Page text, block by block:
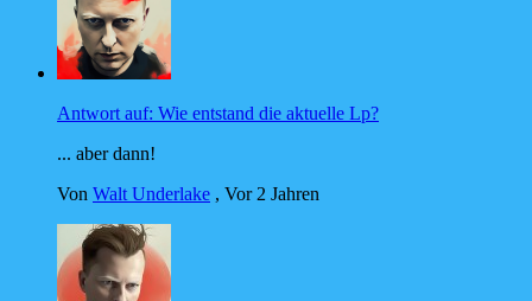
Antwort auf: Wie entstand die aktuelle Lp?
... aber dann!
Von Walt Underlake , Vor 2 Jahren